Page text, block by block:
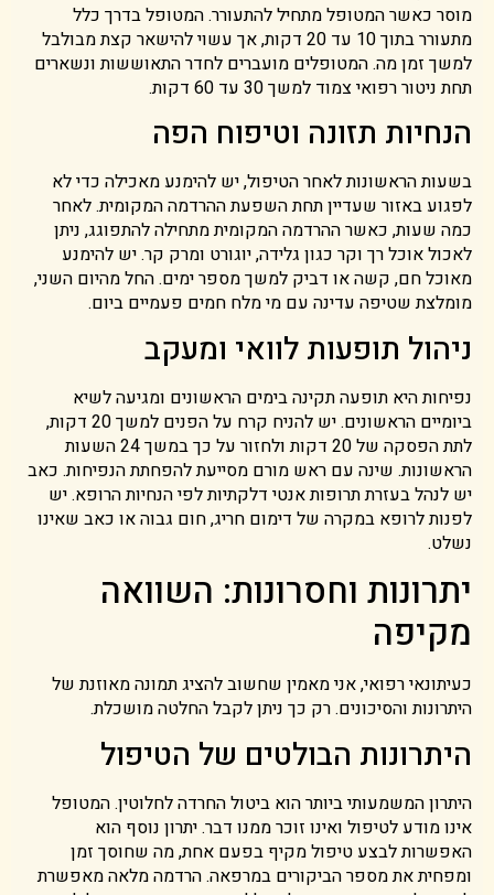
מוסר כאשר המטופל מתחיל להתעורר. המטופל בדרך כלל
מתעורר בתוך 10 עד 20 דקות, אך עשוי להישאר קצת מבולבל
למשך זמן מה. המטופלים מועברים לחדר התאוששות ונשארים
תחת ניטור רפואי צמוד למשך 30 עד 60 דקות.
הנחיות תזונה וטיפוח הפה
בשעות הראשונות לאחר הטיפול, יש להימנע מאכילה כדי לא
לפגוע באזור שעדיין תחת השפעת ההרדמה המקומית. לאחר
כמה שעות, כאשר ההרדמה המקומית מתחילה להתפוגג, ניתן
לאכול אוכל רך וקר כגון גלידה, יוגורט ומרק קר. יש להימנע
מאוכל חם, קשה או דביק למשך מספר ימים. החל מהיום השני,
מומלצת שטיפה עדינה עם מי מלח חמים פעמיים ביום.
ניהול תופעות לוואי ומעקב
נפיחות היא תופעה תקינה בימים הראשונים ומגיעה לשיא
ביומיים הראשונים. יש להניח קרח על הפנים למשך 20 דקות,
לתת הפסקה של 20 דקות ולחזור על כך במשך 24 השעות
הראשונות. שינה עם ראש מורם מסייעת להפחתת הנפיחות. כאב
יש לנהל בעזרת תרופות אנטי דלקתיות לפי הנחיות הרופא. יש
לפנות לרופא במקרה של דימום חריג, חום גבוה או כאב שאינו
נשלט.
יתרונות וחסרונות: השוואה
מקיפה
כעיתונאי רפואי, אני מאמין שחשוב להציג תמונה מאוזנת של
היתרונות והסיכונים. רק כך ניתן לקבל החלטה מושכלת.
היתרונות הבולטים של הטיפול
היתרון המשמעותי ביותר הוא ביטול החרדה לחלוטין. המטופל
אינו מודע לטיפול ואינו זוכר ממנו דבר. יתרון נוסף הוא
האפשרות לבצע טיפול מקיף בפעם אחת, מה שחוסך זמן
ומפחית את מספר הביקורים במרפאה. הרדמה מלאה מאפשרת